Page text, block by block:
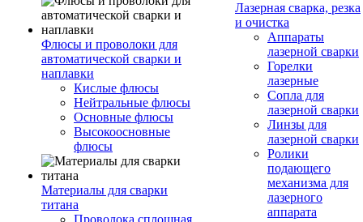
Флюсы и проволоки для
автоматической сварки и
наплавки
Кислые флюсы
Нейтральные флюсы
Основные флюсы
Высокоосновные
флюсы
Материалы для сварки
титана
Проволока сплошная
Лазерная сварка, резка
и очистка
Аппараты
лазерной сварки
Горелки
лазерные
Сопла для
лазерной сварки
Линзы для
лазерной сварки
Ролики
подающего
механизма для
лазерного
аппарата